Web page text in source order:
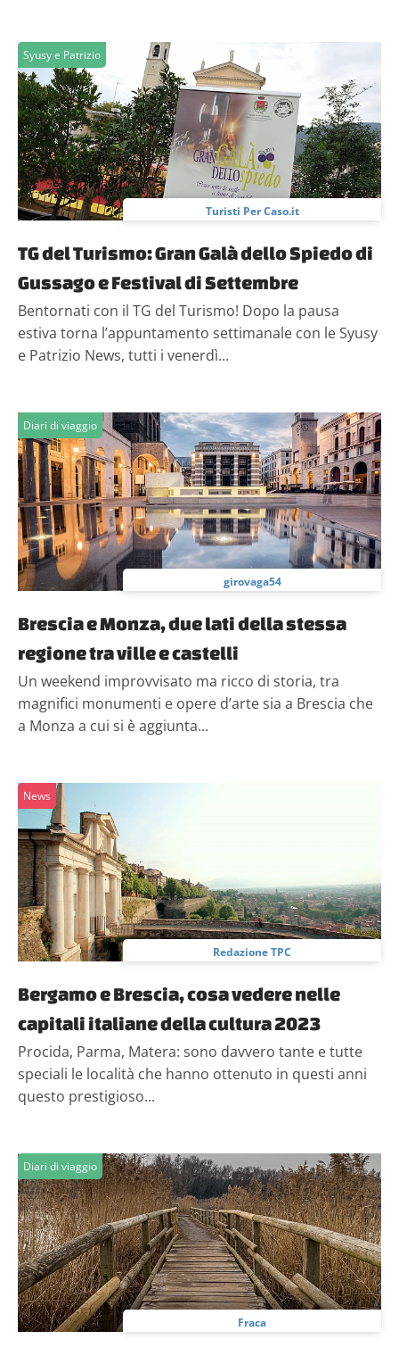
Syusy e Patrizio
Turisti Per Caso.it
TG del Turismo: Gran Galà dello Spiedo di
Gussago e Festival di Settembre
Bentornati con il TG del Turismo! Dopo la pausa
estiva torna l’appuntamento settimanale con le Syusy
e Patrizio News, tutti i venerdì...
Diari di viaggio
girovaga54
Brescia e Monza, due lati della stessa
regione tra ville e castelli
Un weekend improvvisato ma ricco di storia, tra
magnifici monumenti e opere d’arte sia a Brescia che
a Monza a cui si è aggiunta...
News
Redazione TPC
Bergamo e Brescia, cosa vedere nelle
capitali italiane della cultura 2023
Procida, Parma, Matera: sono davvero tante e tutte
speciali le località che hanno ottenuto in questi anni
questo prestigioso...
Diari di viaggio
Fraca